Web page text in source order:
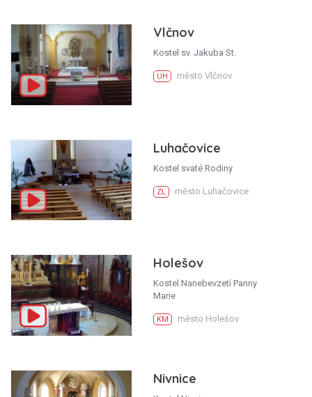
Vlčnov
Kostel sv. Jakuba St.
UH město Vlčnov
Luhačovice
Kostel svaté Rodiny
ZL město Luhačovice
Holešov
Kostel Nanebevzetí Panny
Marie
KM město Holešov
Nivnice